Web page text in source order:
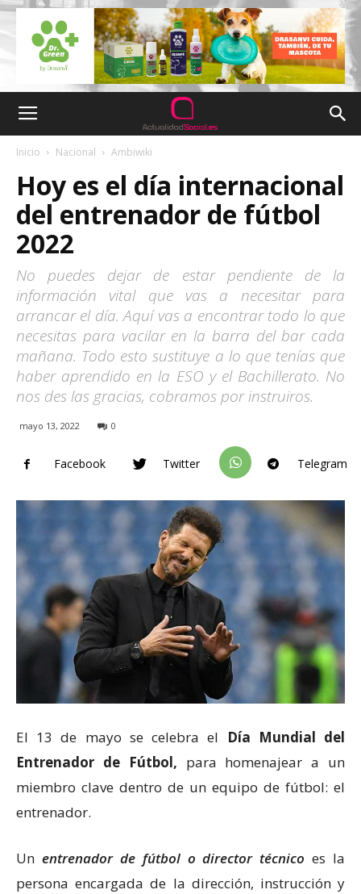
Inicio Nacional Ambiwiki
Hoy es el día internacional
del entrenador de fútbol
2022
No puedes dejar de estar pendiente de la
información vital que vas a necesitar para
arrancar el día. Aquí vas a encontrar todo lo que
necesitas para vacilar en la barra del bar cada
mañana. Todo esto sustituye a lo que tenías que
haber aprendido en la ESO y el Bachillerato. No
nos des las gracias, cobramos por instruiros.
mayo 13, 2022 0
Facebook Twitter Telegram
El 13 de mayo se celebra el
Día Mundial del
Entrenador de Fútbol, para homenajear a un
miembro clave dentro de un equipo de fútbol: el
entrenador.
Un entrenador de fútbol o director técnico es la
persona encargada de la dirección, instrucción y